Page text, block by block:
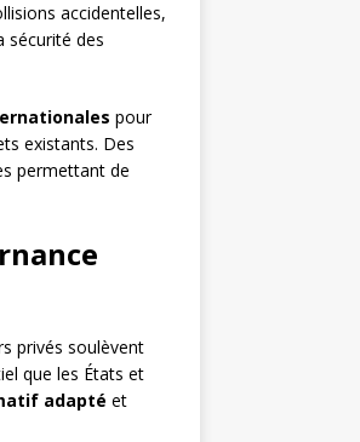
accidentelles,
sécurité des
pour
existants. Des
permettant de
privés soulèvent
que les États et
adapté et